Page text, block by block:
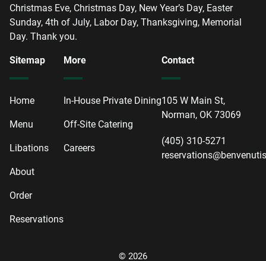
Christmas Eve, Christmas Day, New Year’s Day, Easter
Sunday, 4th of July, Labor Day, Thanksgiving, Memorial
Day. Thank you.
Sitemap
Home
Menu
Libations
About
Order
Reservations
More
In-House Private Dining
Off-Site Catering
Careers
Contact
105 W Main St,
Norman, OK 73069
(405) 310-5271
© 2026